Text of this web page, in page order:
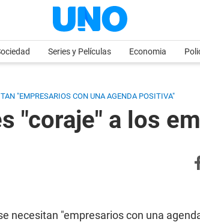
Series y Películas Economia
"EMPRESARIOS CON UNA AGENDA POSITIVA"
"coraje" a los
necesitan "empresarios con una